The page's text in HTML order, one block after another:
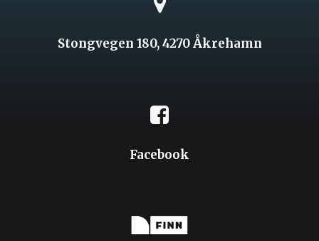
Stongvegen 180, 4270 Åkrehamn
Facebook